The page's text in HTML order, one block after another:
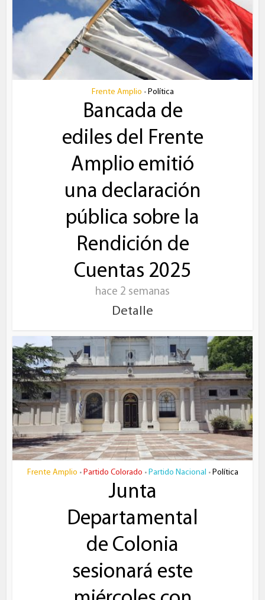
Frente Amplio • Política
Bancada de
ediles del Frente
Amplio emitió
una declaración
pública sobre la
Rendición de
Cuentas 2025
hace 2 semanas
Detalle
Frente Amplio • Partido Colorado • Partido Nacional • Política
Junta
Departamental
de Colonia
sesionará este